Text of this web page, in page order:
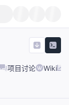
项目讨论 Wiki